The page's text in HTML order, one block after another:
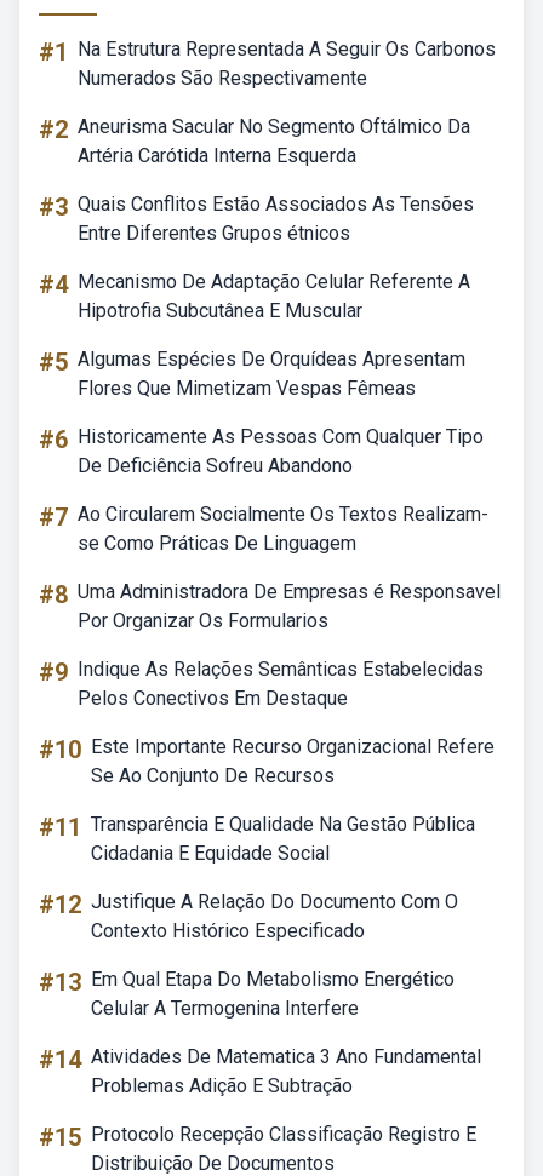
#1
Na Estrutura Representada A Seguir Os Carbonos
Numerados São Respectivamente
#2 Aneurisma Sacular No Segmento Oftálmico Da
Artéria Carótida Interna Esquerda
#3 Quais Conflitos Estão Associados As Tensões
Entre Diferentes Grupos étnicos
#4 Mecanismo De Adaptação Celular Referente A
Hipotrofia Subcutânea E Muscular
#5 Algumas Espécies De Orquídeas Apresentam
Flores Que Mimetizam Vespas Fêmeas
#6 Historicamente As Pessoas Com Qualquer Tipo
De Deficiência Sofreu Abandono
#7 Ao Circularem Socialmente Os Textos Realizam-
se Como Práticas De Linguagem
#8 Uma Administradora De Empresas é Responsavel
Por Organizar Os Formularios
#9 Indique As Relações Semânticas Estabelecidas
Pelos Conectivos Em Destaque
#10 Este Importante Recurso Organizacional Refere
Se Ao Conjunto De Recursos
#11 Transparência E Qualidade Na Gestão Pública
Cidadania E Equidade Social
#12 Justifique A Relação Do Documento Com O
Contexto Histórico Especificado
#13 Em Qual Etapa Do Metabolismo Energético
Celular A Termogenina Interfere
#14 Atividades De Matematica 3 Ano Fundamental
Problemas Adição E Subtração
#15 Protocolo Recepção Classificação Registro E
Distribuição De Documentos